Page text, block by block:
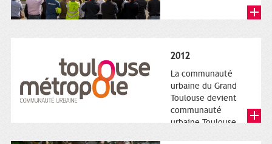
2012
La communauté
urbaine du Grand
Toulouse devient
communauté
urbaine Toulouse